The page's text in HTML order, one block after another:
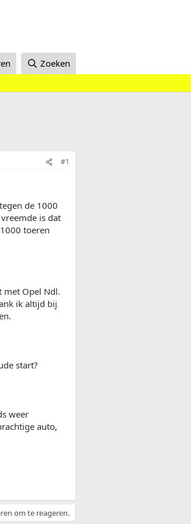
Zoeken
#1
de 1000
is dat
toeren
met Opel Ndl.
ik altijd bij
start?
weer
auto,
om te reageren.